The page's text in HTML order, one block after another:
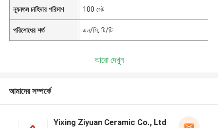
ন্যূনতম চাহিদার পরিমাণ 100 সেট
পরিশোধের শর্ত এল/সি, টি/টি
আরো দেখুন
আমাদের সম্পর্কে
Yixing Ziyuan Ceramic Co., Ltd